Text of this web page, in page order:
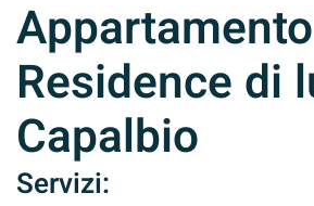
Appartamento
Residence di
Capalbio
Servizi: